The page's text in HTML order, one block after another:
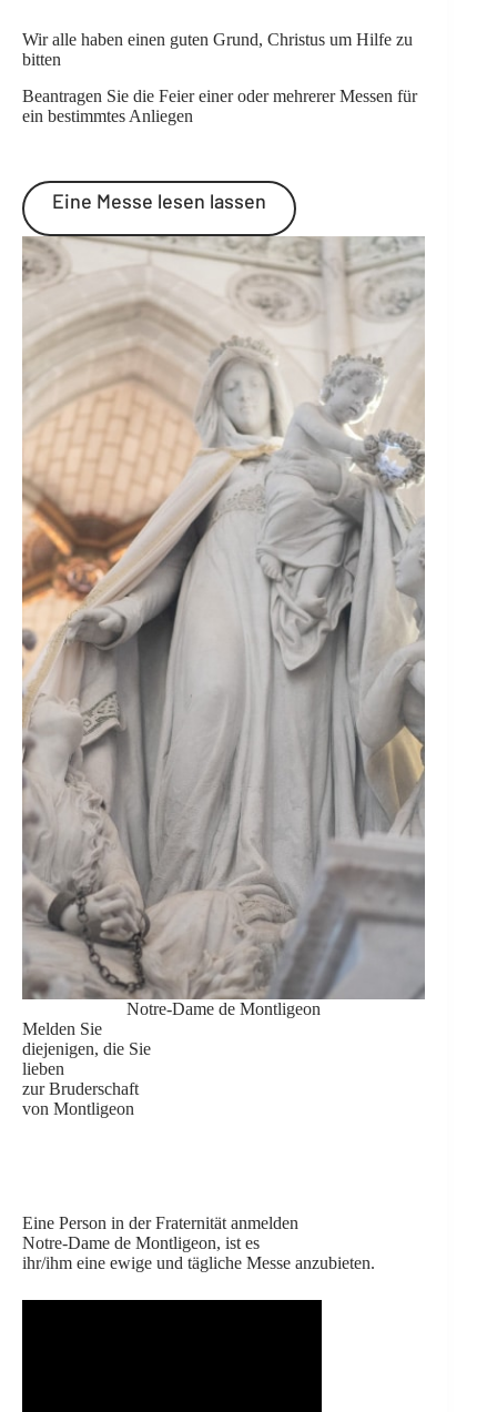
Wir alle haben einen guten Grund, Christus um Hilfe zu
bitten
Beantragen Sie die Feier einer oder mehrerer Messen für
ein bestimmtes Anliegen
Eine Messe lesen lassen
Notre-Dame de Montligeon
Melden Sie
diejenigen, die Sie
lieben
zur Bruderschaft
von Montligeon
Eine Person in der Fraternität anmelden
Notre-Dame de Montligeon, ist es
ihr/ihm eine ewige und tägliche Messe anzubieten.